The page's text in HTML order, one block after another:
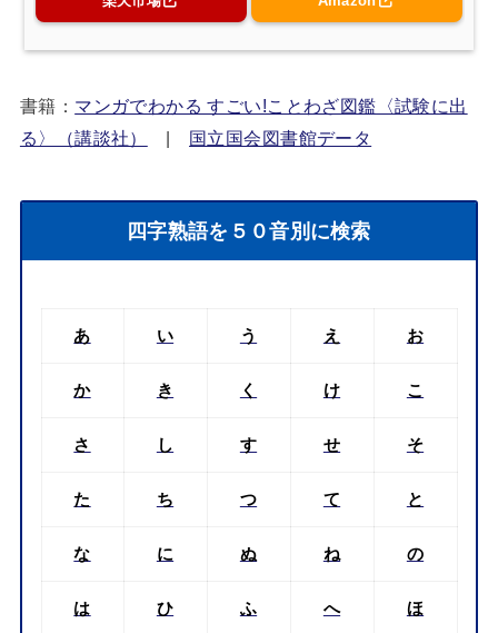
書籍： マンガでわかる すごい!ことわざ図鑑〈試験に出
る〉（講談社）
| 国立国会図書館データ
四字熟語を５０音別に検索
あ い う え お
か き く け こ
さ し す せ そ
た ち つ て と
な に ぬ ね の
は ひ ふ へ ほ